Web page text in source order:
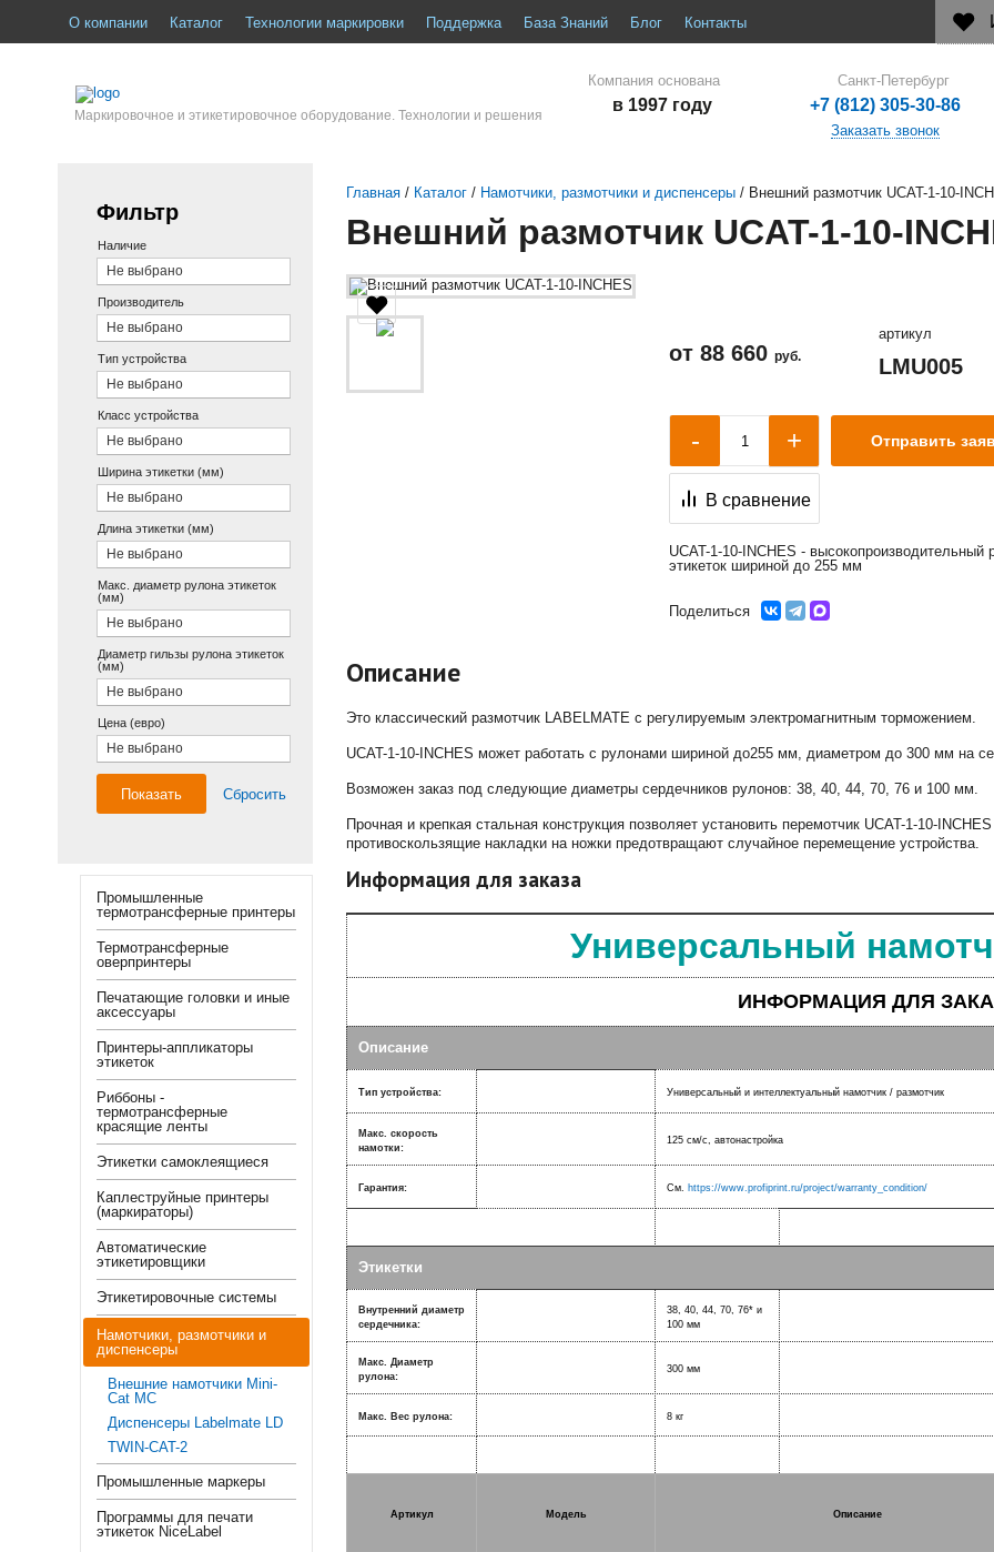
О компании Каталог Технологии маркировки Поддержка База Знаний Блог Контакты
Маркировочное и этикетировочное оборудование. Технологии и решения
Компания основана
в 1997 году
Санкт-Петербург
+7 (812) 305-30-86
Заказать звонок
Фильтр
Наличие
Не выбрано
Производитель
Не выбрано
Тип устройства
Не выбрано
Класс устройства
Не выбрано
Ширина этикетки (мм)
Не выбрано
Длина этикетки (мм)
Не выбрано
Макс. диаметр рулона этикеток
(мм)
Не выбрано
Диаметр гильзы рулона этикеток
(мм)
Не выбрано
Цена (евро)
Не выбрано
Показать Сбросить
Промышленные
термотрансферные принтеры
Термотрансферные
оверпринтеры
Печатающие головки и иные
аксессуары
Принтеры-аппликаторы
этикеток
Риббоны -
термотрансферные
красящие ленты
Этикетки самоклеящиеся
Каплеструйные принтеры
(маркираторы)
Автоматические
этикетировщики
Этикетировочные системы
Намотчики, размотчики и
диспенсеры
Внешние намотчики Mini-
Cat MC
Диспенсеры Labelmate LD
TWIN-CAT-2
Промышленные маркеры
Программы для печати
этикеток NiceLabel
Главная / Каталог / Намотчики, размотчики и диспенсеры / Внешний размотчик UCAT-1-10-
Внешний размотчик UCAT-1-10-
от 88 660 руб.
артикул
LMU005
- + Отправить
В сравнение
UCAT-1-10-INCHES - высокопроизводительный
этикеток шириной до 255 мм
Поделиться
Описание
Это классический размотчик LABELMATE с регулируемым электромагнитным торможением.
UCAT-1-10-INCHES может работать с рулонами шириной до255 мм, диаметром до 300 мм на
Возможен заказ под следующие диаметры сердечников рулонов: 38, 40, 44, 70, 76 и 100 мм.
Прочная и крепкая стальная конструкция позволяет установить перемотчик UCAT-1-10-
противоскользящие накладки на ножки предотвращают случайное перемещение устройства.
Информация для заказа
Универсальный
ИНФОРМАЦИЯ ДЛЯ
Описание
Тип устройства: Универсальный и интеллектуальный намотчик / размотчик
Макс. скорость
намотки:
125 см/с, автонастройка
Гарантия: См. https://www.profiprint.ru/project/warranty_condition/
Этикетки
Внутренний диаметр
сердечника:
38, 40, 44, 70, 76* и
100 мм
Макс. Диаметр
рулона:
300 мм
Макс. Вес рулона: 8 кг
Артикул Модель Описание